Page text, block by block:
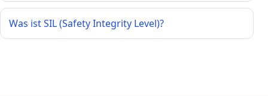
Was ist SIL (Safety Integrity Level)?